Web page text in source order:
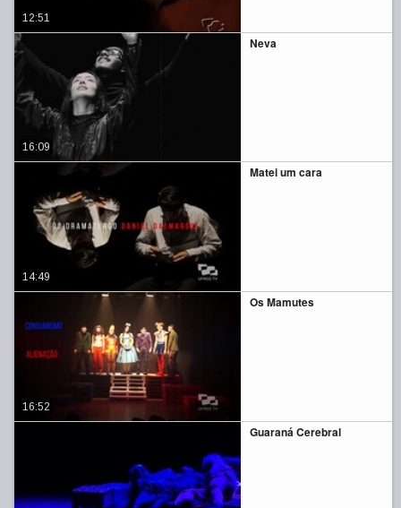
12:51
Neva
16:09
Matei um cara
14:49
Os Mamutes
16:52
Guaraná Cerebral